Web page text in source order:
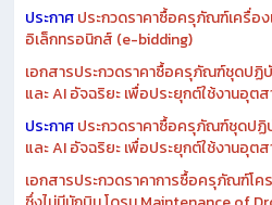
ประกาศประกวดราคาซื้อครุภัณฑ์ห้องป
ด้วยวิธีประกวดราคาอิเล็กทรอนิกส์ (e-
เอกสารประกวดราคาซื้อครุภัณฑ์เครื่อ
ประกาศประกวดราคาซื้อครุภัณฑ์เครื่อ
อิเล็กทรอนิกส์ (e-bidding)
เอกสารประกวดราคาซื้อครุภัณฑ์ชุดปฏิ
และ AI อัจฉริยะ เพื่อประยุกต์ใช้งานอุต